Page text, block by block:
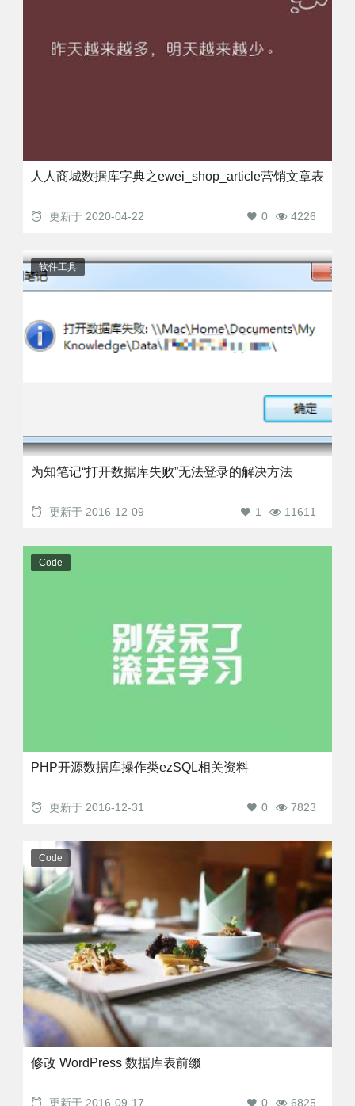
人人商城数据库字典之ewei_shop_article营销文章表
更新于 2020-04-22 4226
0
软件工具
为知笔记“打开数据库失败”无法登录的解决方法
更新于 2016-12-09 11611
1
Code
PHP开源数据库操作类ezSQL相关资料
更新于 2016-12-31 7823
0
Code
修改 WordPress 数据库表前缀
更新于 2016-09-17 6825
0